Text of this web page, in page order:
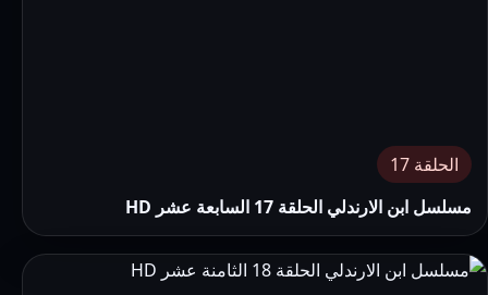
الحلقة 17
مسلسل ابن الارندلي الحلقة 17 السابعة عشر HD